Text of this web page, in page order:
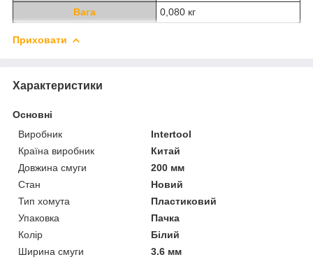
Вага
0,080 кг
Приховати
Характеристики
Основні
Виробник
Intertool
Країна виробник
Китай
Довжина смуги
200 мм
Стан
Новий
Тип хомута
Пластиковий
Упаковка
Пачка
Колір
Білий
Ширина смуги
3.6 мм